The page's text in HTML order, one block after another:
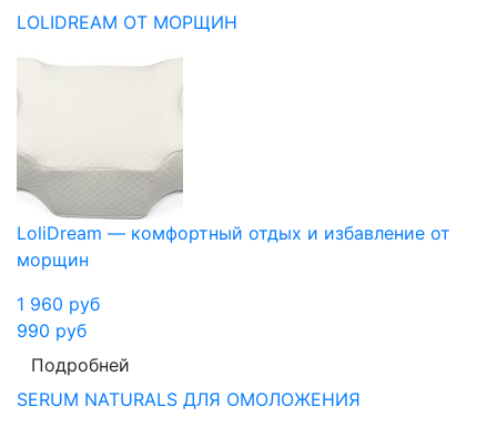
LOLIDREAM ОТ МОРЩИН
LoliDream — комфортный отдых и избавление от
морщин
1 960 руб
990 руб
Подробней
SERUM NATURALS ДЛЯ ОМОЛОЖЕНИЯ